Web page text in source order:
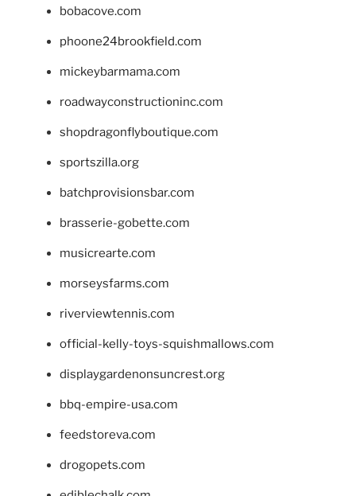
bobacove.com
phoone24brookfield.com
mickeybarmama.com
roadwayconstructioninc.com
shopdragonflyboutique.com
sportszilla.org
batchprovisionsbar.com
brasserie-gobette.com
musicrearte.com
morseysfarms.com
riverviewtennis.com
official-kelly-toys-squishmallows.com
displaygardenonsuncrest.org
bbq-empire-usa.com
feedstoreva.com
drogopets.com